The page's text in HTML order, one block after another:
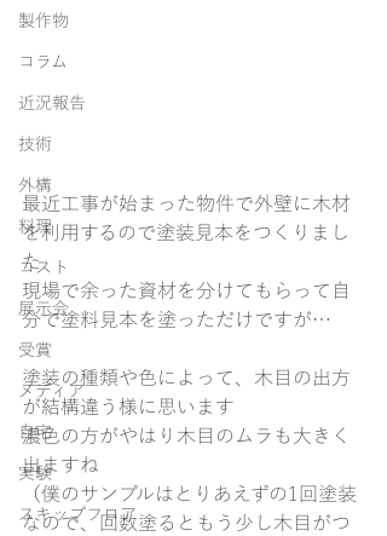
製作物
コラム
近況報告
技術
外構
料理
コスト
展示会
受賞
メディア
自宅
実験
スキップフロア
最近工事が始まった物件で外壁に木材
を利用するので塗装見本をつくりまし
た
現場で余った資材を分けてもらって自
分で塗料見本を塗っただけですが…
塗装の種類や色によって、木目の出方
が結構違う様に思います
濃色の方がやはり木目のムラも大きく
出ますね
（僕のサンプルはとりあえずの1回塗装
なので、回数塗るともう少し木目がつ